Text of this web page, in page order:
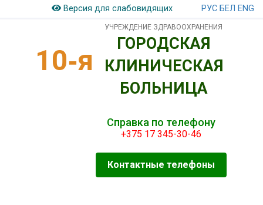
Версия для слабовидящих РУС БЕЛ ENG
10‑я
УЧРЕЖДЕНИЕ ЗДРАВООХРАНЕНИЯ
ГОРОДСКАЯ
КЛИНИЧЕСКАЯ
БОЛЬНИЦА
Справка по телефону
+375 17 345-30-46
Контактные телефоны